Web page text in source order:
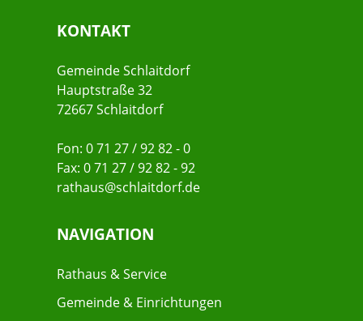
KONTAKT
Gemeinde Schlaitdorf
Hauptstraße 32
72667 Schlaitdorf
Fon: 0 71 27 / 92 82 - 0
Fax: 0 71 27 / 92 82 - 92
rathaus@schlaitdorf.de
NAVIGATION
Rathaus & Service
Gemeinde & Einrichtungen